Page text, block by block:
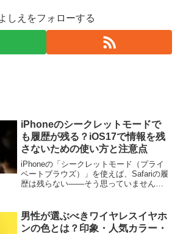
しえをフォローする
iPhoneのシークレットモードで
も履歴が残る？iOS17で情報を残
さないための使い方と注意点
iPhoneの「シークレットモード（プライ
ベートブラウズ）」を使えば、Safariの履
歴は残らない――そう思っていません
を自動で保存することを防ぐ便利な機能
です。ですが...
男性が選ぶべきワイヤレスイヤホ
ンの色とは？印象・人気カラー・